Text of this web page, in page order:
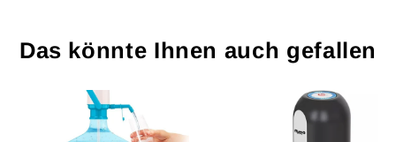
Das könnte Ihnen auch gefallen